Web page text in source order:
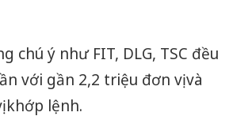
ý như FIT, DLG, TSC đều
với gần 2,2 triệu đơn vị và
khớp lệnh.